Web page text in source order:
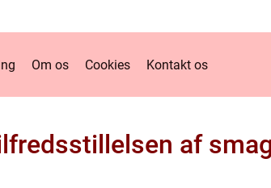
Om os Cookies Kontakt os
af